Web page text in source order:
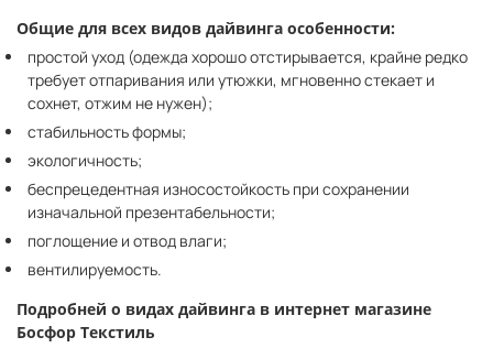
Общие для всех видов дайвинга особенности:
простой уход (одежда хорошо отстирывается, крайне редко
требует отпаривания или утюжки, мгновенно стекает и
сохнет, отжим не нужен);
стабильность формы;
экологичность;
беспрецедентная износостойкость при сохранении
изначальной презентабельности;
поглощение и отвод влаги;
вентилируемость.
Подробней о видах дайвинга в интернет магазине
Босфор Текстиль